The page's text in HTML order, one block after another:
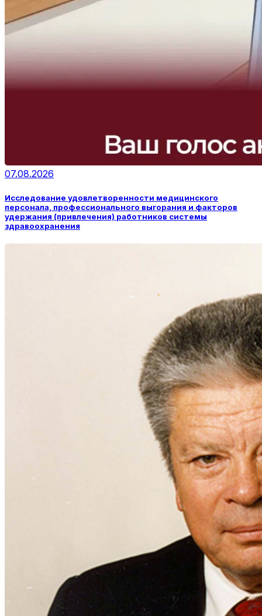
07.08.2026
Исследование удовлетворенности медицинского
персонала, профессионального выгорания и факторов
удержания (привлечения) работников системы
здравоохранения